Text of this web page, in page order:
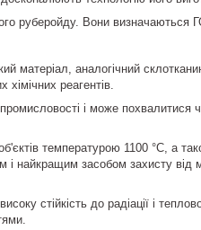
руберойду. Вони визначаються
матеріал, аналогічний
реагентів.
і може похвалитися
температурою 1100 °C, а
найкращим засобом захисту
стійкість до радіації і